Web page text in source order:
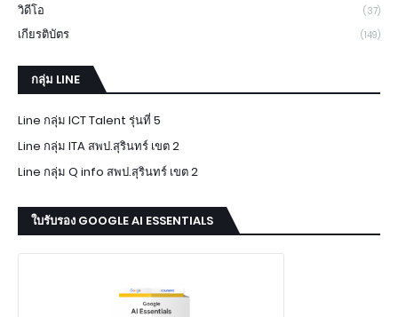
วิดีโอ (37)
เกียรติบัตร (149)
กลุ่ม LINE
Line กลุ่ม ICT Talent รุ่นที่ 5
Line กลุ่ม ITA สพป.สุรินทร์ เขต 2
Line กลุ่ม Q info สพป.สุรินทร์ เขต 2
ใบรับรอง GOOGLE AI ESSENTIALS